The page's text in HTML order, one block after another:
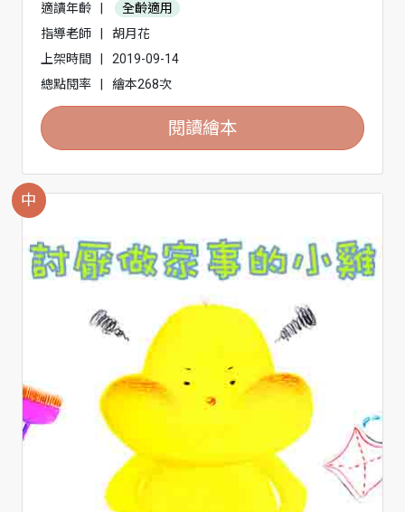
適讀年齡
全齡適用
指導老師
胡月花
上架時間
2019-09-14
總點閱率
繪本268次
閱讀繪本
中